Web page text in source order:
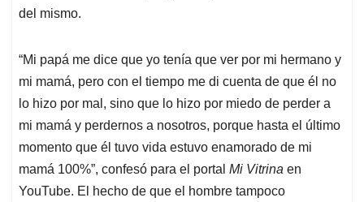
del mismo.
“Mi papá me dice que yo tenía que ver por mi hermano y
mi mamá, pero con el tiempo me di cuenta de que él no
lo hizo por mal, sino que lo hizo por miedo de perder a
mi mamá y perdernos a nosotros, porque hasta el último
momento que él tuvo vida estuvo enamorado de mi
mamá 100%”, confesó para el portal Mi Vitrina en
YouTube. El hecho de que el hombre tampoco